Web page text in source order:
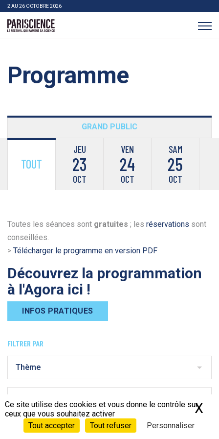
>Aller au contenu
2 AU 26 OCTOBRE 2026
Programme
GRAND PUBLIC
TOUT
JEU
23
OCT
VEN
24
OCT
SAM
25
OCT
Toutes les séances sont gratuites ; les réservations sont
conseillées.
> Télécharger le programme en version PDF
Découvrez la programmation
à l'Agora ici !
INFOS PRATIQUES
FILTRER PAR
Catégorie
Type de séance
Panneau de gestion des cookies
Ce site utilise des cookies et vous donne le contrôle sur
ceux que vous souhaitez activer
Tout accepter
Tout refuser Personnaliser
X